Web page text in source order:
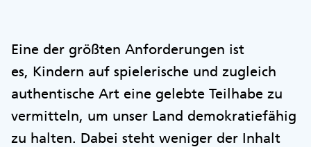
Eine der größten Anforderungen ist
es, Kindern auf spielerische und zugleich
authentische Art eine gelebte Teilhabe zu
vermitteln, um unser Land demokratiefähig
zu halten. Dabei steht weniger der Inhalt